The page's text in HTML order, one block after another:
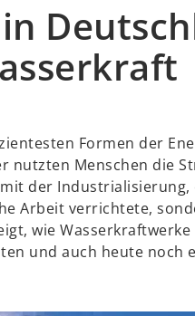
Formen der
Menschen die
der
Arbeit verrichtete,
wie
und auch heute noch